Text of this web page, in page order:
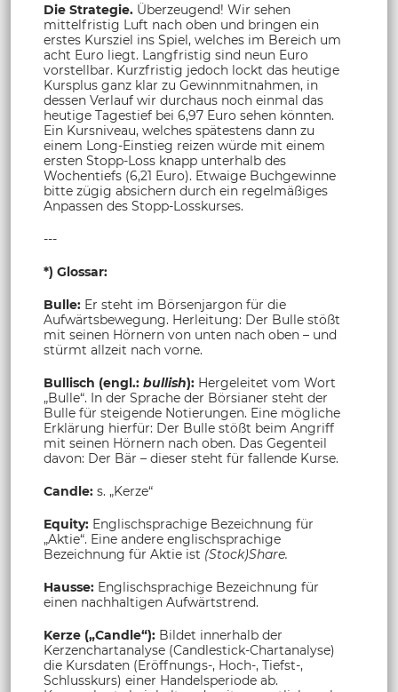
Die Strategie. Überzeugend! Wir sehen
mittelfristig Luft nach oben und bringen ein
erstes Kursziel ins Spiel, welches im Bereich um
acht Euro liegt. Langfristig sind neun Euro
vorstellbar. Kurzfristig jedoch lockt das heutige
Kursplus ganz klar zu Gewinnmitnahmen, in
dessen Verlauf wir durchaus noch einmal das
heutige Tagestief bei 6,97 Euro sehen könnten.
Ein Kursniveau, welches spätestens dann zu
einem Long-Einstieg reizen würde mit einem
ersten Stopp-Loss knapp unterhalb des
Wochentiefs (6,21 Euro). Etwaige Buchgewinne
bitte zügig absichern durch ein regelmäßiges
Anpassen des Stopp-Losskurses.
---
*) Glossar:
Bulle: Er steht im Börsenjargon für die
Aufwärtsbewegung. Herleitung: Der Bulle stößt
mit seinen Hörnern von unten nach oben – und
stürmt allzeit nach vorne.
Bullisch (engl.: bullish): Hergeleitet vom Wort
„Bulle“. In der Sprache der Börsianer steht der
Bulle für steigende Notierungen. Eine mögliche
Erklärung hierfür: Der Bulle stößt beim Angriff
mit seinen Hörnern nach oben. Das Gegenteil
davon: Der Bär – dieser steht für fallende Kurse.
Candle: s. „Kerze“
Equity: Englischsprachige Bezeichnung für
„Aktie“. Eine andere englischsprachige
Bezeichnung für Aktie ist (Stock)Share.
Hausse: Englischsprachige Bezeichnung für
einen nachhaltigen Aufwärtstrend.
Kerze („Candle“): Bildet innerhalb der
Kerzenchartanalyse (Candlestick-Chartanalyse)
die Kursdaten (Eröffnungs-, Hoch-, Tiefst-,
Schlusskurs) einer Handelsperiode ab.